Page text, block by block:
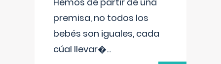
premisa, no todos los
bebés son iguales, cada
cúal llevar�...